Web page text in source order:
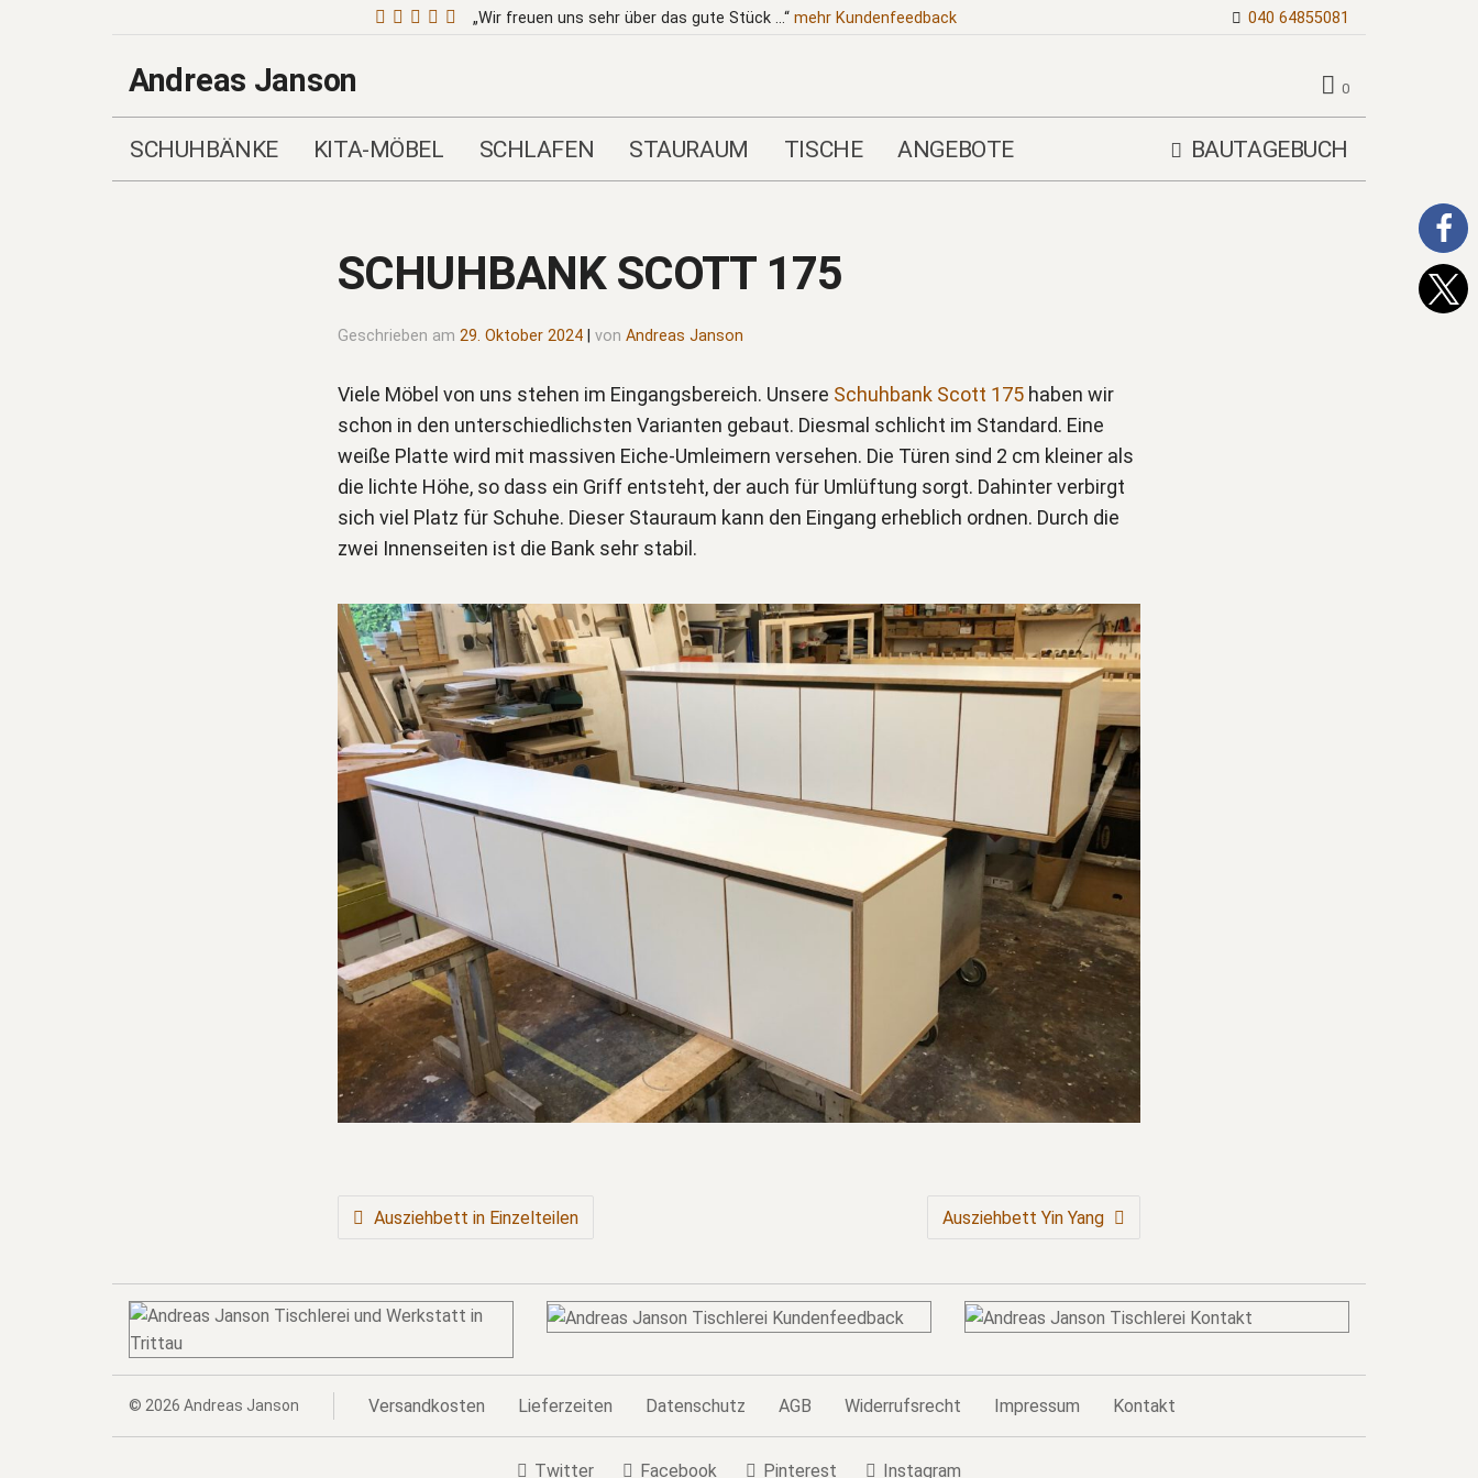
„Wir freuen uns sehr über das gute Stück …“ mehrKundenfeedback 040 64855081
Andreas Janson 0
SCHUHBÄNKE KITA-MÖBEL SCHLAFEN STAURAUM TISCHE ANGEBOTE BAUTAGEBUCH
SCHUHBANK SCOTT 175
Geschrieben am 29. Oktober 2024 von Andreas Janson
Viele Möbel von uns stehen im Eingangsbereich. Unsere Schuhbank Scott 175 haben wir
schon in den unterschiedlichsten Varianten gebaut. Diesmal schlicht im Standard. Eine
weiße Platte wird mit massiven Eiche-Umleimern versehen. Die Türen sind 2 cm kleiner als
die lichte Höhe, so dass ein Griff entsteht, der auch für Umlüftung sorgt. Dahinter verbirgt
sich viel Platz für Schuhe. Dieser Stauraum kann den Eingang erheblich ordnen. Durch die
zwei Innenseiten ist die Bank sehr stabil.
BEITRAGSNAVIGATIONAusziehbett in Einzelteilen Ausziehbett Yin Yang
© 2026 Andreas Janson Versandkosten Lieferzeiten Datenschutz AGB Widerrufsrecht Impressum Kontakt
Twitter Facebook Pinterest Instagram